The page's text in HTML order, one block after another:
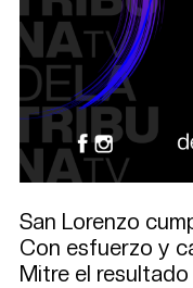
San Lorenzo
Con esfuerzo y
Mitre el